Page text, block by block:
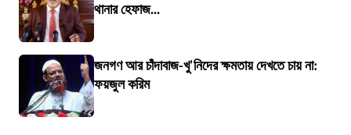
থানার হেফাজ...
জনগণ আর চাঁদাবাজ-খু'নিদের ক্ষমতায় দেখতে চায় না:
ফয়জুল করিম